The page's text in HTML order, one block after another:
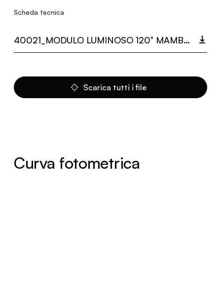
Scheda tecnica
40021_MODULO LUMINOSO 120° MAMBA.PDF
Scarica tutti i file
Curva fotometrica